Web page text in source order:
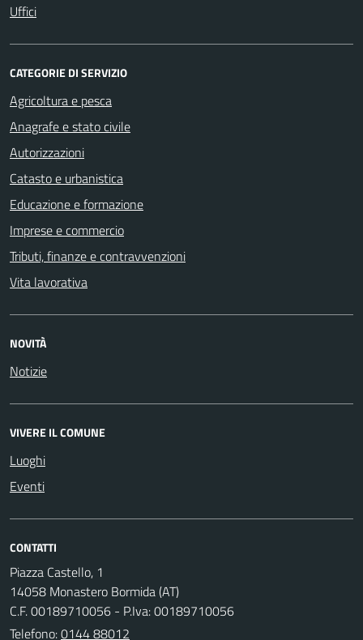
Uffici
CATEGORIE DI SERVIZIO
Agricoltura e pesca
Anagrafe e stato civile
Autorizzazioni
Catasto e urbanistica
Educazione e formazione
Imprese e commercio
Tributi, finanze e contravvenzioni
Vita lavorativa
NOVITÀ
Notizie
VIVERE IL COMUNE
Luoghi
Eventi
CONTATTI
Piazza Castello, 1
14058 Monastero Bormida (AT)
C.F. 00189710056 - P.Iva: 00189710056
Telefono:0144 88012